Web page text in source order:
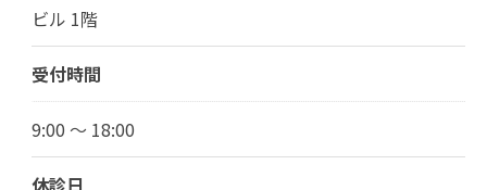
ビル 1階
受付時間
9:00 ～ 18:00
休診日